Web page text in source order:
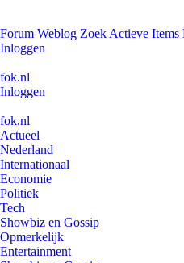
Forum Weblog Zoek Actieve Items
Inloggen
fok.nl
Inloggen
fok.nl
Actueel
Nederland
Internationaal
Economie
Politiek
Tech
Showbiz en Gossip
Opmerkelijk
Entertainment